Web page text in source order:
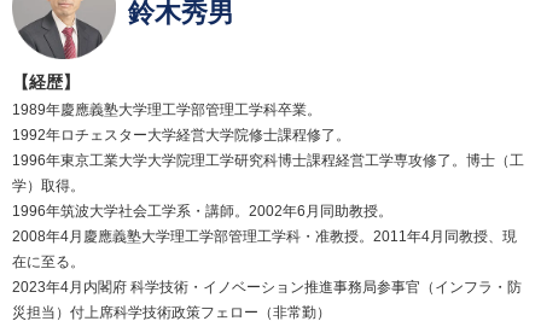
鈴木秀男
【経歴】
1989年慶應義塾大学理工学部管理工学科卒業。
1992年ロチェスター大学経営大学院修士課程修了。
1996年東京工業大学大学院理工学研究科博士課程経営工学専攻修了。博士（工
学）取得。
1996年筑波大学社会工学系・講師。2002年6月同助教授。
2008年4月慶應義塾大学理工学部管理工学科・准教授。2011年4月同教授、現
在に至る。
2023年4月内閣府 科学技術・イノベーション推進事務局参事官（インフラ・防
災担当）付上席科学技術政策フェロー（非常勤）